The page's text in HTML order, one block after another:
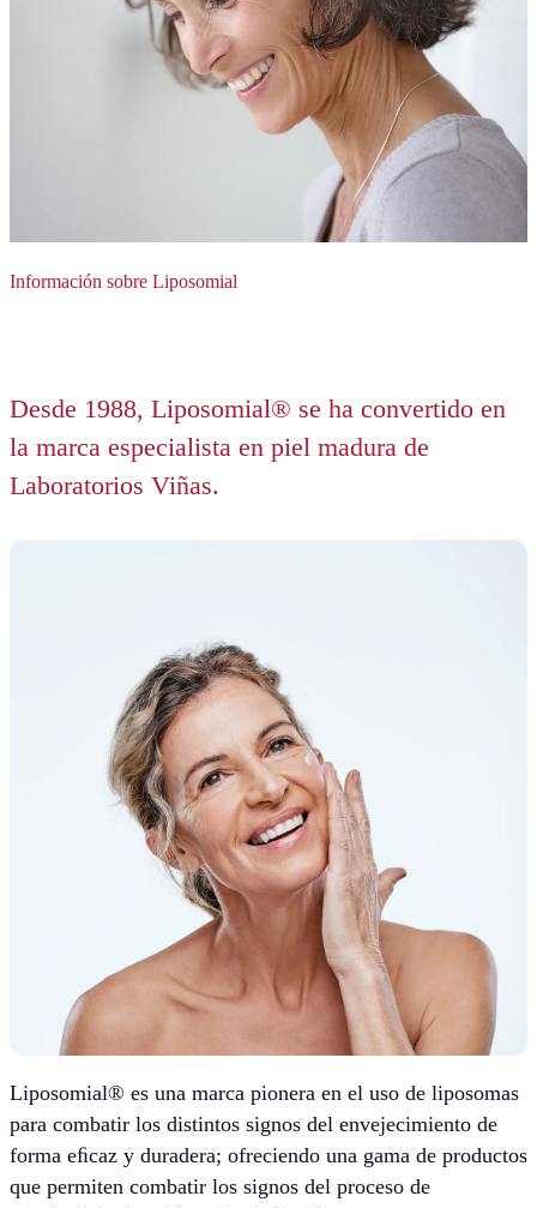
Información sobre Liposomial
Liposomial® es una marca pionera en el uso de liposomas
para combatir los distintos signos del envejecimiento de
forma eﬁcaz y duradera; ofreciendo una gama de productos
que permiten combatir los signos del proceso de
Desde 1988, Liposomial® se ha convertido en
la marca especialista en piel madura de
Laboratorios Viñas.